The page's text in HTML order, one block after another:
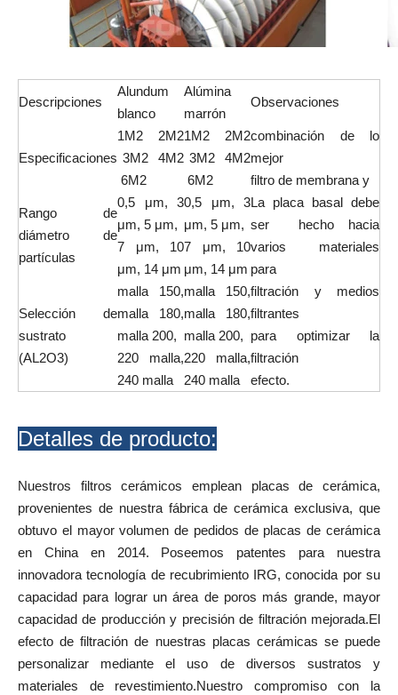
Descripciones
Alundum
blanco
Alúmina
marrón
Observaciones
Especificaciones
1M2 2M2
3M2 4M2
6M2
1M2 2M2
3M2 4M2
6M2
combinación de lo
mejor
filtro de membrana y
La placa basal debe
ser hecho hacia
varios materiales
para
filtración y medios
filtrantes
para optimizar la
filtración
efecto.
Rango de
diámetro de
partículas
0,5 μm, 3
μm, 5 μm,
7 μm, 10
μm, 14 μm
0,5 μm, 3
μm, 5 μm,
7 μm, 10
μm, 14 μm
Selección de
sustrato
(AL2O3)
malla 150,
malla 180,
malla 200,
220 malla,
240 malla
malla 150,
malla 180,
malla 200,
220 malla,
240 malla
Detalles de producto:
Nuestros filtros cerámicos emplean placas de cerámica,
provenientes de nuestra fábrica de cerámica exclusiva, que
obtuvo el mayor volumen de pedidos de placas de cerámica
en China en 2014. Poseemos patentes para nuestra
innovadora tecnología de recubrimiento IRG, conocida por su
capacidad para lograr un área de poros más grande, mayor
capacidad de producción y precisión de filtración mejorada.El
efecto de filtración de nuestras placas cerámicas se puede
personalizar mediante el uso de diversos sustratos y
materiales de revestimiento.Nuestro compromiso con la